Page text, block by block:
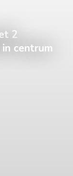
2
centrum